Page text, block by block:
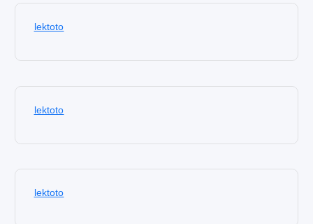
lektoto
lektoto
lektoto